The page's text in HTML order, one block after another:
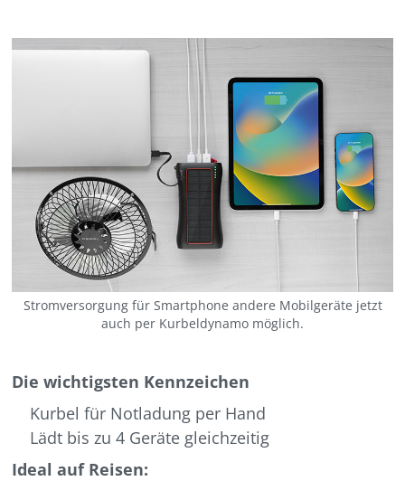
Stromversorgung für Smartphone andere Mobilgeräte jetzt
auch per Kurbeldynamo möglich.
Die wichtigsten Kennzeichen
Kurbel für Notladung per Hand
Lädt bis zu 4 Geräte gleichzeitig
Ideal auf Reisen: